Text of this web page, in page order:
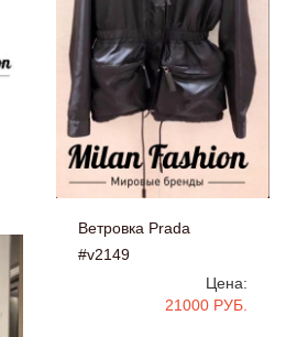
Ветровка Prada
#v2149
Цена:
21000 РУБ.